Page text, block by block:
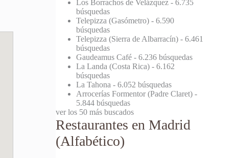
Los Borrachos de Velázquez - 6.735
búsquedas
Telepizza (Gasómetro) - 6.590
búsquedas
Telepizza (Sierra de Albarracín) - 6.461
búsquedas
Gaudeamus Café - 6.236 búsquedas
La Landa (Costa Rica) - 6.162
búsquedas
La Tahona - 6.052 búsquedas
Arrocerías Formentor (Padre Claret) -
5.844 búsquedas
ver los 50 más buscados
Restaurantes en Madrid
(Alfabético)